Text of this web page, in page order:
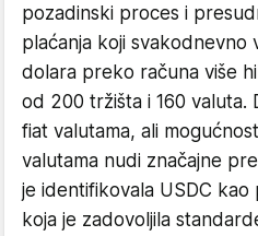
pozadinski proces i
plaćanja koji svakodnevno
dolara preko računa više
od 200 tržišta i 160 valuta.
fiat valutama, ali
valutama nudi značajne
je identifikovala USDC
koja je zadovoljila